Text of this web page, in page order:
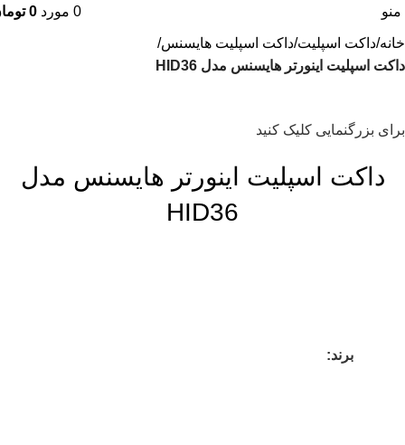
منو 0 مورد 0
خانه داکت اسپلیت داکت اسپلیت هایسنس
داکت اسپلیت اینورتر هایسنس مدل HID36
برای بزرگنمایی کلیک کنید
داکت اسپلیت اینورتر هایسنس مدل
HID36
برند: